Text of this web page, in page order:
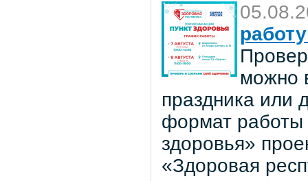
можно
праздника или
формат работы
здоровья»
«Здоровая